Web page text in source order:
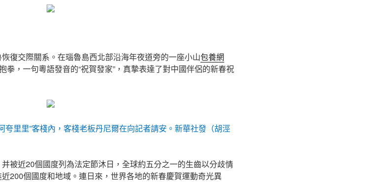
復交際關系。在瑙魯島西北部沿海年夜道旁的一座小山包養網
拳，一句粵語發音的“祝賀發家”，真摯表達了對中國伴侶的新春祝
夸里里”客棧內，客棧老板丹尼爾在向記者請安。新華社發（胡涇
被近20個國度列為法定節沐日，全球約五分之一的生齒以分歧情
200個國度和地域。連日來，世界各地的新春慶賀運動奇光異